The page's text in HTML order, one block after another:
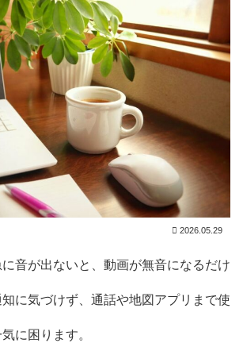
2026.05.29
音が出ないと、動画が無音になるだけ
に気づけず、通話や地図アプリまで使
に困ります。